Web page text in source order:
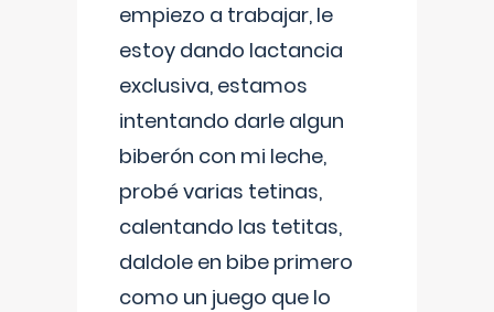
empiezo a trabajar, le
estoy dando lactancia
exclusiva, estamos
intentando darle algun
biberón con mi leche,
probé varias tetinas,
calentando las tetitas,
daldole en bibe primero
como un juego que lo